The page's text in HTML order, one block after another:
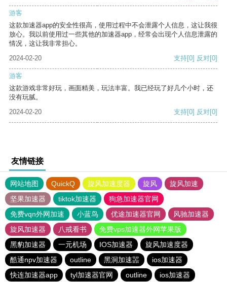
游客
这款加速器app的安全性很高，使用过程中不会泄露个人信息，这让我很
放心。我以前使用过一些其他的加速器app，经常会出现个人信息泄露的
情况，这让我非常担心。
2024-02-20
支持[0] 反对[0]
游客
这款游戏非常好玩，画面精美，玩法丰富。我已经玩了好几个小时，还
没有玩腻。
2024-02-20
支持[0] 反对[0]
友情链接
网站地图 QuickQ 旋风加速度器 旋风
旋风加速
坚果加速器
tiktok加速器
狗急加速器官网
免费vqn外网加速
小蓝鸟 优途加速器官网
风驰加速器
旋风加速器
八戒看书
免费vps加速器外网苹果版
黑豹加速器
一元机场 IOS加速器
旋风加速度器
酷通npv加速器
outline 黑洞加速噐
ios加速器
快连加速器app
tyl加速器官网 outline ios加速器